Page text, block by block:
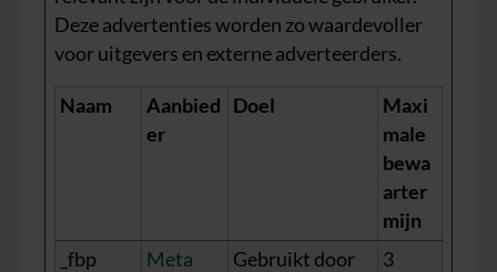
Deze advertenties worden zo waardevoller
voor uitgevers en externe adverteerders.
Naam
Aanbied
er
Doel
Maxi
male
bewa
arter
mijn
_fbp
Meta
Gebruikt door
3